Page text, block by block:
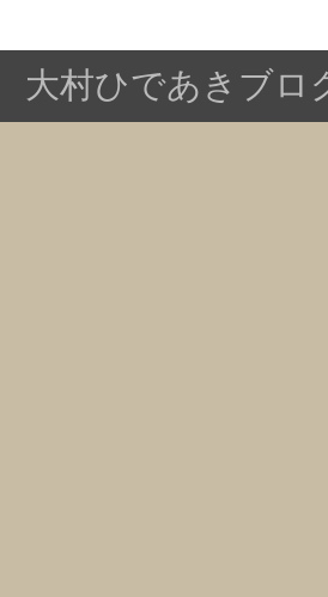
大村ひであきブロ